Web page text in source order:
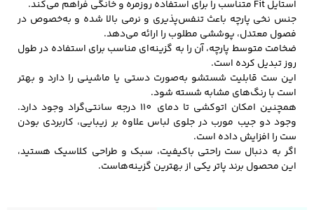
استایل Fit متناسب را برای استفاده روزمره و خانگی فراهم می‌کند.
جنس نخی پارچه باعث تنفس‌پذیری و نرمی بالا شده و به‌خصوص در
فصول معتدل، پوششی مطلوب را ارائه می‌دهد.
ضخامت متوسط پارچه، آن را به گزینه‌ای مناسب برای استفاده در طول
روز تبدیل کرده است.
این ست قابلیت شستشو به‌صورت دستی یا ماشینی را دارد و بهتر
است با رنگ‌های مشابه شسته شود.
همچنین امکان اتوکشی تا دمای 110 درجه سانتی‌گراد وجود دارد.
وجود دو جیب مورب در جلوی لباس علاوه بر زیبایی، کاربردی بودن
ست را افزایش داده است.
اگر به دنبال ست راحتی باکیفیت، سبک و طراحی کلاسیک هستید،
این محصول برند پاتر یکی از بهترین گزینه‌هاست.